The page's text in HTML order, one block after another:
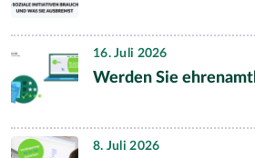
16. Juli 2026
Werden Sie
8. Juli 2026